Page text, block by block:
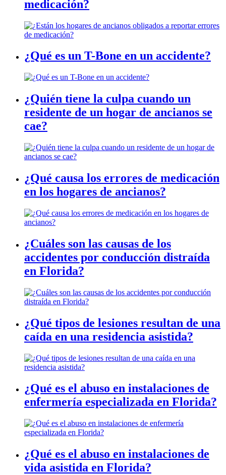
medicación?
¿Qué es un T-Bone en un accidente?
¿Quién tiene la culpa cuando un
residente de un hogar de ancianos se
cae?
¿Qué causa los errores de medicación
en los hogares de ancianos?
¿Cuáles son las causas de los
accidentes por conducción distraída
en Florida?
¿Qué tipos de lesiones resultan de una
caída en una residencia asistida?
¿Qué es el abuso en instalaciones de
enfermería especializada en Florida?
¿Qué es el abuso en instalaciones de
vida asistida en Florida?